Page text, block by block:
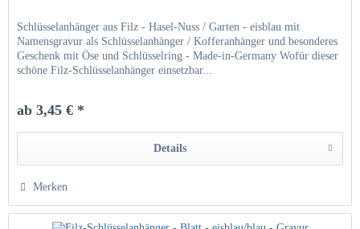
Schlüsselanhänger aus Filz - Hasel-Nuss / Garten - eisblau mit
Namensgravur als Schlüsselanhänger / Kofferanhänger und besonderes
Geschenk mit Öse und Schlüsselring - Made-in-Germany Wofür dieser
schöne Filz-Schlüsselanhänger einsetzbar...
ab 3,45 € *
Details
Merken